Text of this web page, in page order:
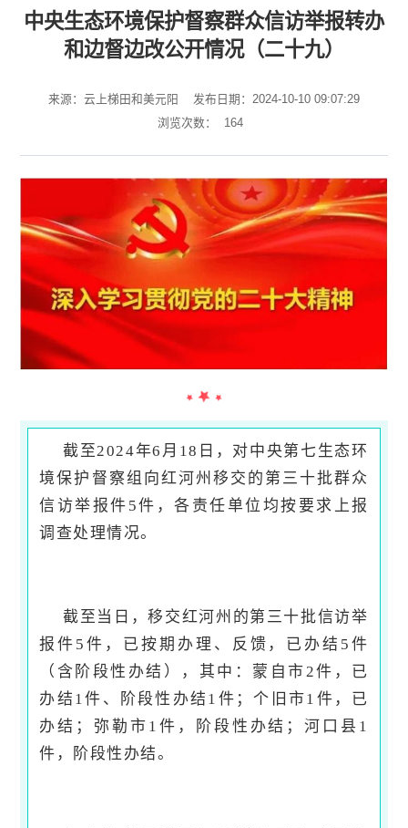
中央生态环境保护督察群众信访举报转办
和边督边改公开情况（二十九）
来源：云上梯田和美元阳
发布日期：2024-10-10 09:07:29
浏览次数：
164
截至2024年6月18日，对中央第七生态环
境保护督察组向红河州移交的第三十批群众
信访举报件5件，各责任单位均按要求上报
调查处理情况。
截至当日，移交红河州的第三十批信访举
报件5件，已按期办理、反馈，已办结5件
（含阶段性办结），其中：蒙自市2件，已
办结1件、阶段性办结1件；个旧市1件，已
办结；弥勒市1件，阶段性办结；河口县1
件，阶段性办结。